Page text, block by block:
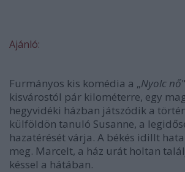
Ajánló:
Furmányos kis komédia a „Nyolc nő
kisvárostól pár kilométerre, egy
hegyvidéki házban játszódik a
külföldön tanuló Susanne, a
hazatérését várja. A békés idillt
meg. Marcelt, a ház urát holtan
késsel a hátában.